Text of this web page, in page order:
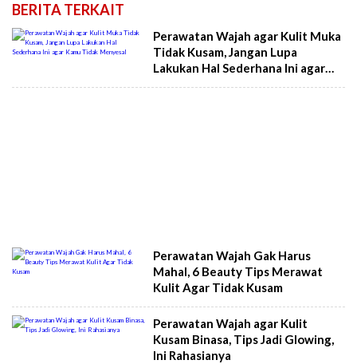
BERITA TERKAIT
Perawatan Wajah agar Kulit Muka
Tidak Kusam, Jangan Lupa
Lakukan Hal Sederhana Ini agar
Kamu Tidak Menyesal
Perawatan Wajah Gak Harus
Mahal, 6 Beauty Tips Merawat
Kulit Agar Tidak Kusam
Perawatan Wajah agar Kulit
Kusam Binasa, Tips Jadi Glowing,
Ini Rahasianya